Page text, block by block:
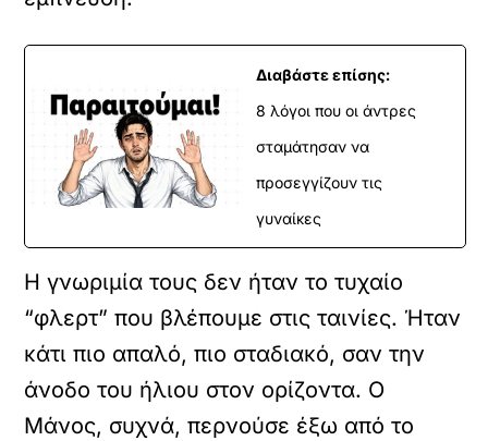
Διαβάστε επίσης:
8 λόγοι που οι άντρες
σταμάτησαν να
προσεγγίζουν τις
γυναίκες
Η γνωριμία τους δεν ήταν το τυχαίο
“φλερτ” που βλέπουμε στις ταινίες. Ήταν
κάτι πιο απαλό, πιο σταδιακό, σαν την
άνοδο του ήλιου στον ορίζοντα. Ο
Μάνος, συχνά, περνούσε έξω από το